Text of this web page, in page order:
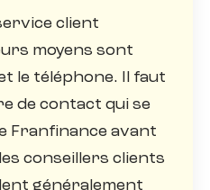
client
moyens sont
le téléphone. Il faut
de contact qui se
Franfinance avant
conseillers clients
généralement